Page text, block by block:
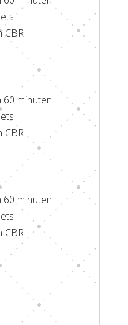
CBR
60 minuten
CBR
60 minuten
CBR